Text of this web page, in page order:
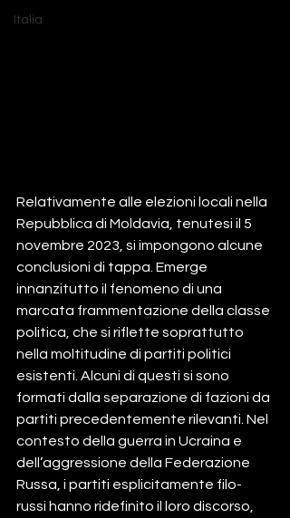
Italia
Relativamente alle elezioni locali nella
Repubblica di Moldavia, tenutesi il 5
novembre 2023, si impongono alcune
conclusioni di tappa. Emerge
innanzitutto il fenomeno di una
marcata frammentazione della classe
politica, che si riflette soprattutto
nella moltitudine di partiti politici
esistenti. Alcuni di questi si sono
formati dalla separazione di fazioni da
partiti precedentemente rilevanti. Nel
contesto della guerra in Ucraina e
dell’aggressione della Federazione
Russa, i partiti esplicitamente filo-
russi hanno ridefinito il loro discorso,